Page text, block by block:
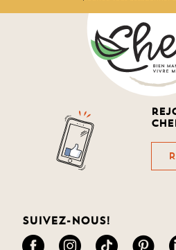
Suivez-nous!